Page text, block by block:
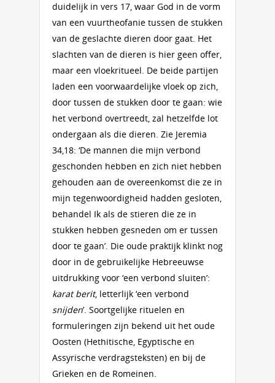
duidelijk in vers 17, waar God in de vorm
van een vuurtheofanie tussen de stukken
van de geslachte dieren door gaat. Het
slachten van de dieren is hier geen offer,
maar een vloekritueel. De beide partijen
laden een voorwaardelijke vloek op zich,
door tussen de stukken door te gaan: wie
het verbond overtreedt, zal hetzelfde lot
ondergaan als die dieren. Zie Jeremia
34,18: ‘De mannen die mijn verbond
geschonden hebben en zich niet hebben
gehouden aan de overeenkomst die ze in
mijn tegenwoordigheid hadden gesloten,
behandel Ik als de stieren die ze in
stukken hebben gesneden om er tussen
door te gaan’. Die oude praktijk klinkt nog
door in de gebruikelijke Hebreeuwse
uitdrukking voor ‘een verbond sluiten’:
karat berit, letterlijk ‘een verbond
snijden’. Soortgelijke rituelen en
formuleringen zijn bekend uit het oude
Oosten (Hethitische, Egyptische en
Assyrische verdragsteksten) en bij de
Grieken en de Romeinen.